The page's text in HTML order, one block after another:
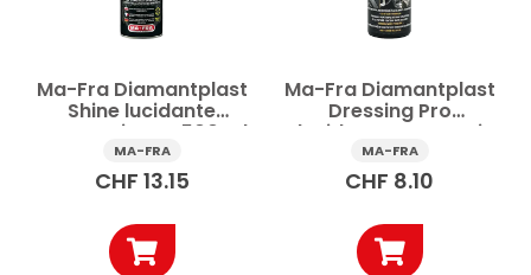
Ma-Fra Diamantplast
Shine lucidante
cruscotti auto 500 ml
MA-FRA
CHF 13.15
Ma-Fra Diamantplast
Dressing Pro
lucidante cruscotti
auto 250 ml
MA-FRA
CHF 8.10